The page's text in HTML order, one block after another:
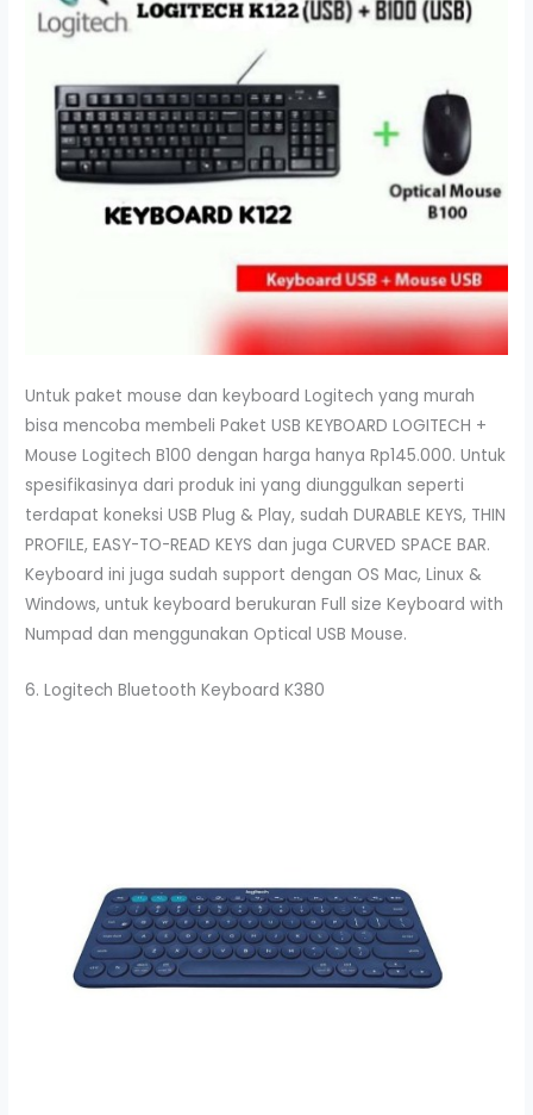
Untuk paket mouse dan keyboard Logitech yang murah
bisa mencoba membeli Paket USB KEYBOARD LOGITECH +
Mouse Logitech B100 dengan harga hanya Rp145.000. Untuk
spesifikasinya dari produk ini yang diunggulkan seperti
terdapat koneksi USB Plug & Play, sudah DURABLE KEYS, THIN
PROFILE, EASY-TO-READ KEYS dan juga CURVED SPACE BAR.
Keyboard ini juga sudah support dengan OS Mac, Linux &
Windows, untuk keyboard berukuran Full size Keyboard with
Numpad dan menggunakan Optical USB Mouse.
6. Logitech Bluetooth Keyboard K380